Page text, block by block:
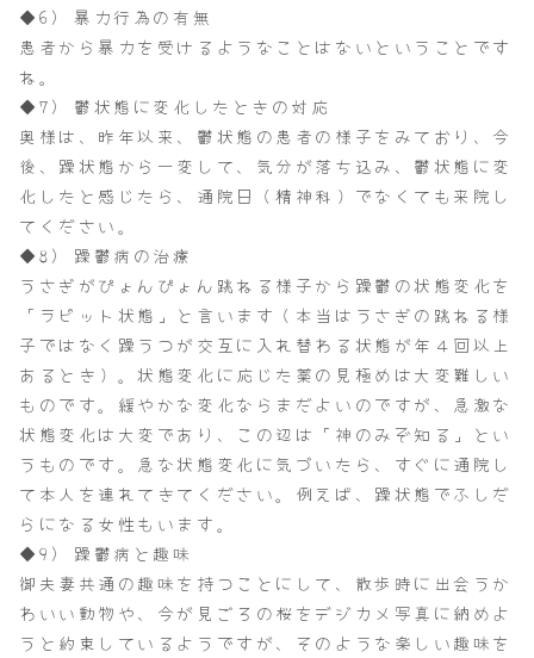
◆6) 暴力行為の有無
患者から暴力を受けるようなことはないということです
ね。
◆7) 鬱状態に変化したときの対応
奥様は、昨年以来、鬱状態の患者の様子をみており、今
後、躁状態から一変して、気分が落ち込み、鬱状態に変
化したと感じたら、通院日（精神科）でなくても来院し
てください。
◆8) 躁鬱病の治療
うさぎがぴょんぴょん跳ねる様子から躁鬱の状態変化を
「ラピット状態」と言います（本当はうさぎの跳ねる様
子ではなく躁うつが交互に入れ替わる状態が年４回以上
あるとき）。状態変化に応じた薬の見極めは大変難しい
ものです。緩やかな変化ならまだよいのですが、急激な
状態変化は大変であり、この辺は「神のみぞ知る」とい
うものです。急な状態変化に気づいたら、すぐに通院し
て本人を連れてきてください。例えば、躁状態でふしだ
らになる女性もいます。
◆9) 躁鬱病と趣味
御夫妻共通の趣味を持つことにして、散歩時に出会うか
わいい動物や、今が見ごろの桜をデジカメ写真に納めよ
うと約束しているようですが、そのような楽しい趣味を